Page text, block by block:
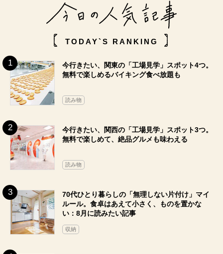
TODAY`S RANKING
今行きたい、関東の「工場見学」スポット4つ。
無料で楽しめるバイキング食べ放題も
読み物
今行きたい、関西の「工場見学」スポット3つ。
無料で楽しめて、絶品グルメも味わえる
読み物
70代ひとり暮らしの「無理しない片付け」マイ
ルール。食卓はあえて小さく、ものを置かな
い：8月に読みたい記事
収納